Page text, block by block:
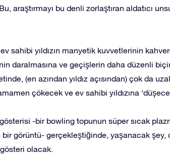
araştırmayı bu denli zorlaştıran aldatıcı
sahibi yıldızın manyetik kuvvetlerinin
daralmasına ve geçişlerin daha düzenli
(en azından yıldız açısından) çok da
çökecek ve ev sahibi yıldızına
-bir bowling topunun süper sıcak
bir görüntü- gerçekleştiğinde, yaşanacak şey,
olacak.